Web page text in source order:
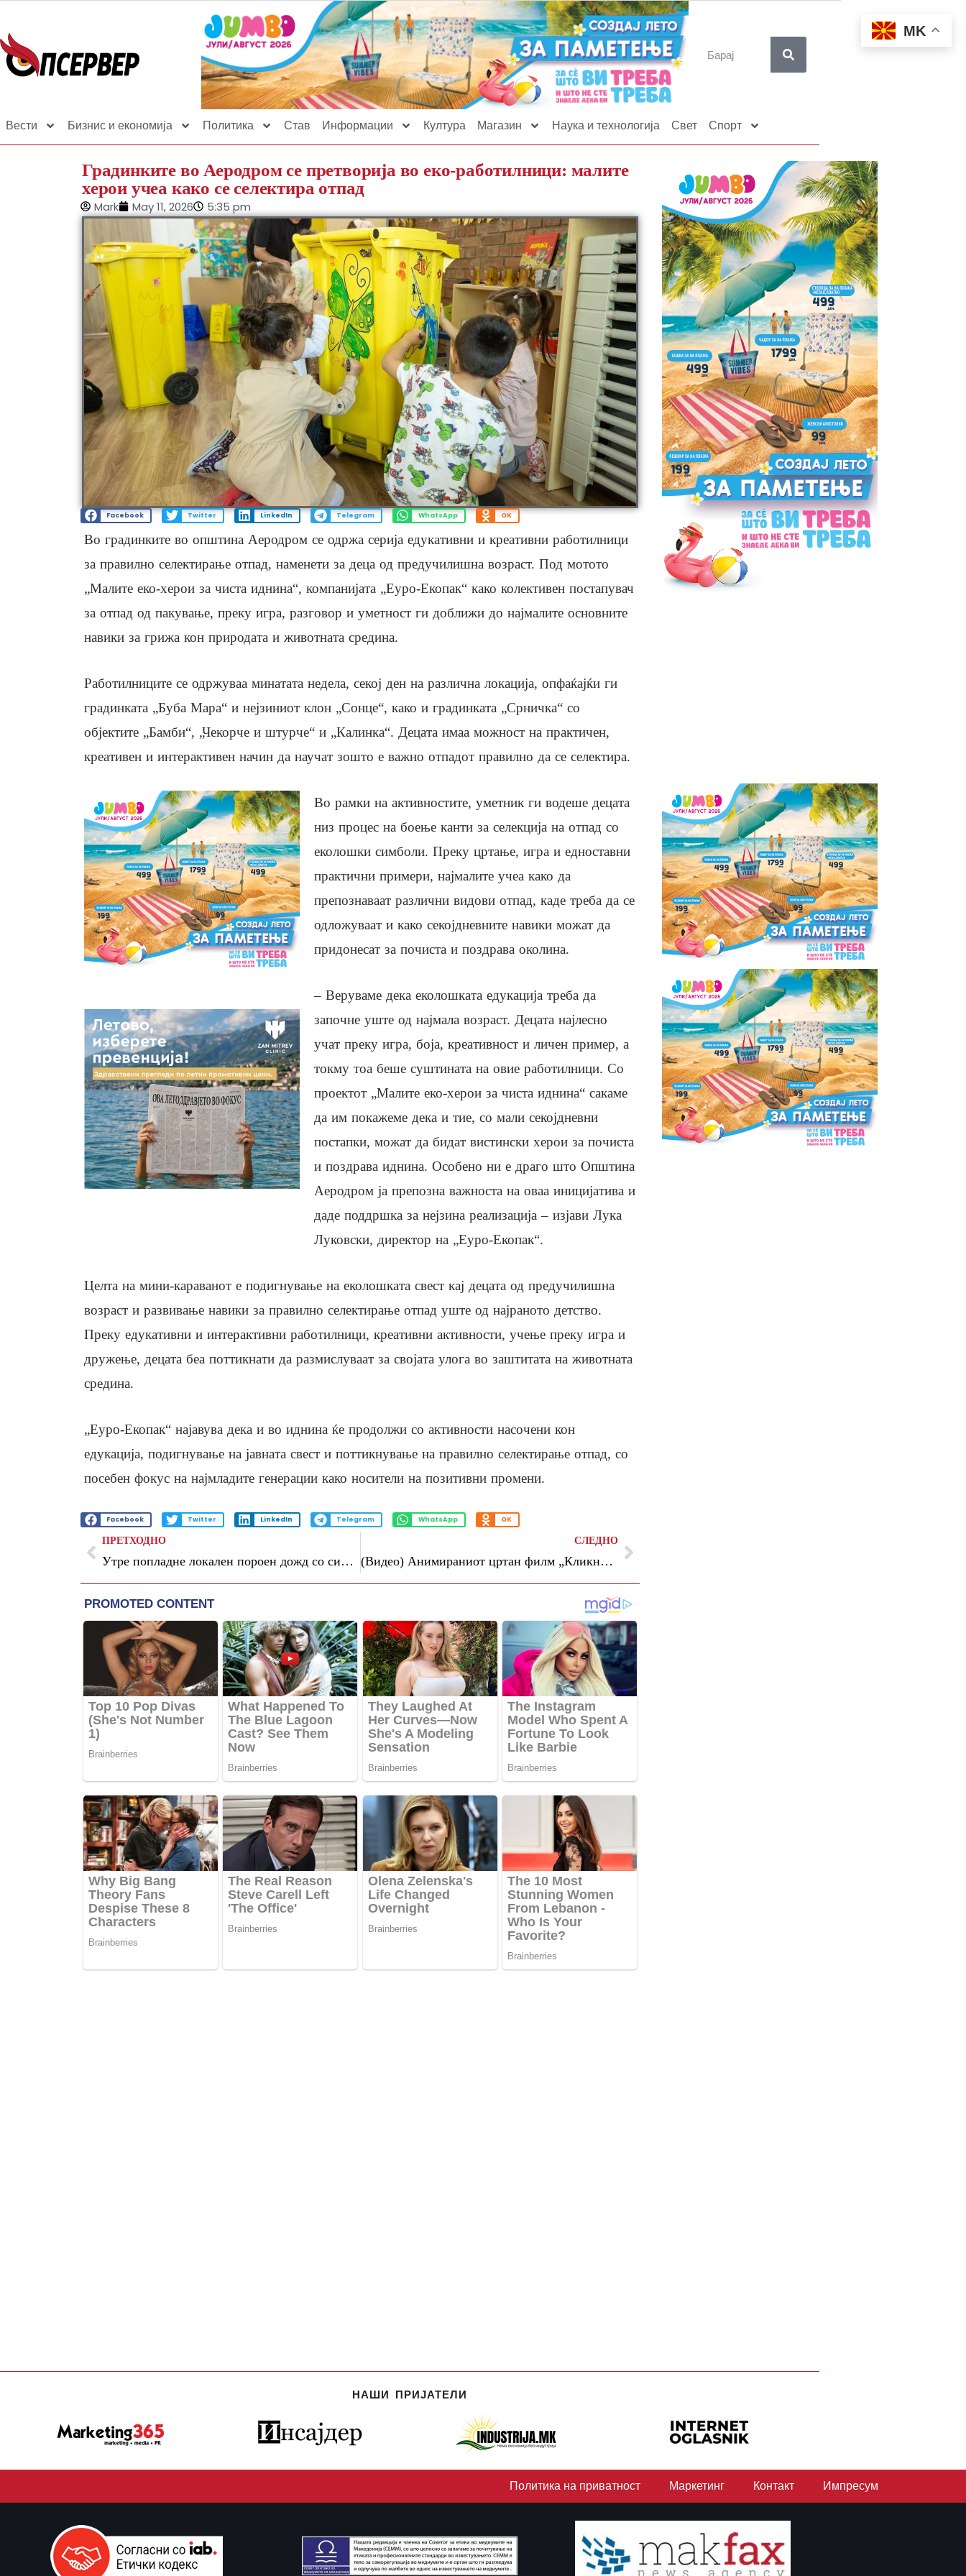
Вести Бизнис и економија Политика Став Информации Култура Магазин Наука и технологија Свет Спорт
Градинките во Аеродром се претворија во еко-работилници: малите
херои учеа како се селектира отпад
Mark May 11, 2026 5:35 pm
Facebook Twitter LinkedIn Telegram WhatsApp OK
Во градинките во општина Аеродром се одржа серија едукативни и креативни работилници
за правилно селектирање отпад, наменети за деца од предучилишна возраст. Под мотото
„Малите еко-херои за чиста иднина“, компанијата „Еуро-Екопак“ како колективен постапувач
за отпад од пакување, преку игра, разговор и уметност ги доближи до најмалите основните
навики за грижа кон природата и животната средина.
Работилниците се одржуваа минатата недела, секој ден на различна локација, опфаќајќи ги
градинката „Буба Мара“ и нејзиниот клон „Сонце“, како и градинката „Срничка“ со
објектите „Бамби“, „Чекорче и штурче“ и „Калинка“. Децата имаа можност на практичен,
креативен и интерактивен начин да научат зошто е важно отпадот правилно да се селектира.
Во рамки на активностите, уметник ги водеше децата
низ процес на боење канти за селекција на отпад со
еколошки симболи. Преку цртање, игра и едноставни
практични примери, најмалите учеа како да
препознаваат различни видови отпад, каде треба да се
одложуваат и како секојдневните навики можат да
придонесат за почиста и поздрава околина.
– Веруваме дека еколошката едукација треба да
започне уште од најмала возраст. Децата најлесно
учат преку игра, боја, креативност и личен пример, а
токму тоа беше суштината на овие работилници. Со
проектот „Малите еко-херои за чиста иднина“ сакаме
да им покажеме дека и тие, со мали секојдневни
постапки, можат да бидат вистински херои за почиста
и поздрава иднина. Особено ни е драго што Општина
Аеродром ја препозна важноста на оваа иницијатива и
даде поддршка за нејзина реализација – изјави Лука
Луковски, директор на „Еуро-Екопак“.
Целта на мини-караванот е подигнување на еколошката свест кај децата од предучилишна
возраст и развивање навики за правилно селектирање отпад уште од најраното детство.
Преку едукативни и интерактивни работилници, креативни активности, учење преку игра и
дружење, децата беа поттикнати да размислуваат за својата улога во заштитата на животната
средина.
„Еуро-Екопак“ најавува дека и во иднина ќе продолжи со активности насочени кон
едукација, подигнување на јавната свест и поттикнување на правилно селектирање отпад, со
посебен фокус на најмладите генерации како носители на позитивни промени.
Facebook Twitter LinkedIn Telegram WhatsApp OK
ПРЕТХОДНО
Утре попладне локален пороен дожд со силен ветер, температурите до 31 степен
СЛЕДНО
(Видео) Анимираниот цртан филм „Кликни безбедно“ достапен на „Јутјуб“
НАШИ ПРИЈАТЕЛИ
Политика на приватност Маркетинг Контакт Импресум
MK